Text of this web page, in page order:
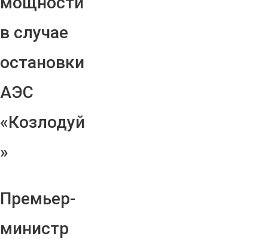
в случае
остановки
АЭС
«Козлодуй
»
Премьер-
министр